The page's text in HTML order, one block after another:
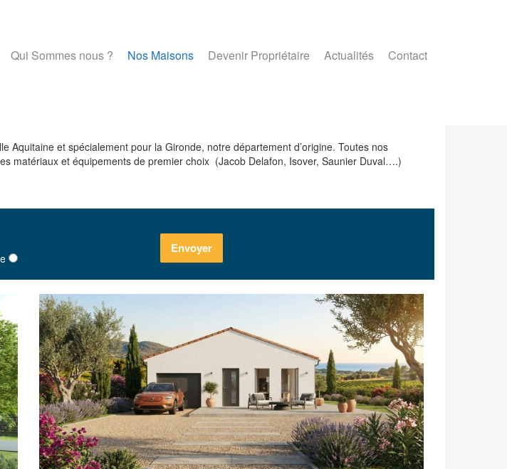
Qui Sommes nous ? Nos Maisons Devenir Propriétaire Actualités Contact
et spécialement pour la Gironde, notre département d’origine. Toutes nos
matériaux et équipements de premier choix (Jacob Delafon, Isover, Saunier Duval….)